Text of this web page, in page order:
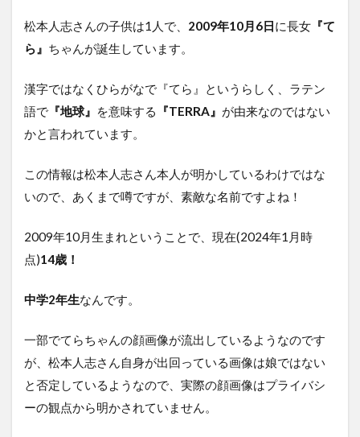
松本人志さんの子供は1人で、 2009年10月6日 に長女 『て
ら』 ちゃんが誕生しています。
漢字ではなくひらがなで『てら』というらしく、ラテン
語で 『地球』 を意味する 『TERRA』 が由来なのではない
かと言われています。
この情報は松本人志さん本人が明かしているわけではな
いので、あくまで噂ですが、素敵な名前ですよね！
2009年10月生まれということで、現在(2024年1月時
点)14歳！
中学2年生なんです。
一部でてらちゃんの顔画像が流出しているようなのです
が、松本人志さん自身が出回っている画像は娘ではない
と否定しているようなので、実際の顔画像はプライバシ
ーの観点から明かされていません。